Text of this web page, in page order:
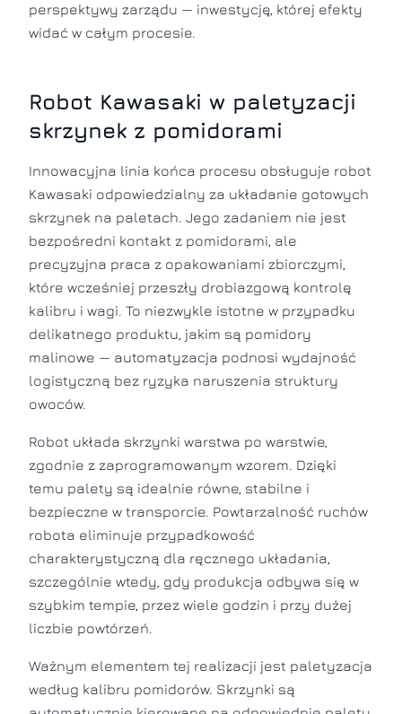
perspektywy zarządu — inwestycję, której efekty
widać w całym procesie.
Robot Kawasaki w paletyzacji
skrzynek z pomidorami
Innowacyjna linia końca procesu obsługuje robot
Kawasaki odpowiedzialny za układanie gotowych
skrzynek na paletach. Jego zadaniem nie jest
bezpośredni kontakt z pomidorami, ale
precyzyjna praca z opakowaniami zbiorczymi,
które wcześniej przeszły drobiazgową kontrolę
kalibru i wagi. To niezwykle istotne w przypadku
delikatnego produktu, jakim są pomidory
malinowe — automatyzacja podnosi wydajność
logistyczną bez ryzyka naruszenia struktury
owoców.
Robot układa skrzynki warstwa po warstwie,
zgodnie z zaprogramowanym wzorem. Dzięki
temu palety są idealnie równe, stabilne i
bezpieczne w transporcie. Powtarzalność ruchów
robota eliminuje przypadkowość
charakterystyczną dla ręcznego układania,
szczególnie wtedy, gdy produkcja odbywa się w
szybkim tempie, przez wiele godzin i przy dużej
liczbie powtórzeń.
Ważnym elementem tej realizacji jest paletyzacja
według kalibru pomidorów. Skrzynki są